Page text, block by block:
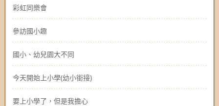
彩虹同樂會
參訪國小趣
國小、幼兒園大不同
今天開始上小學(幼小銜接)
要上小學了，但是我擔心